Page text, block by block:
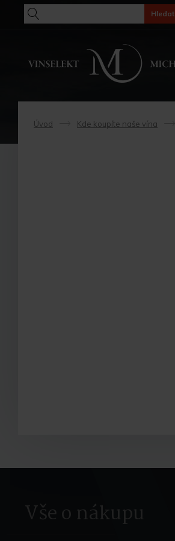
Hledat
Úvod ->
Kde koupíte naše vína
Vše o nákupu